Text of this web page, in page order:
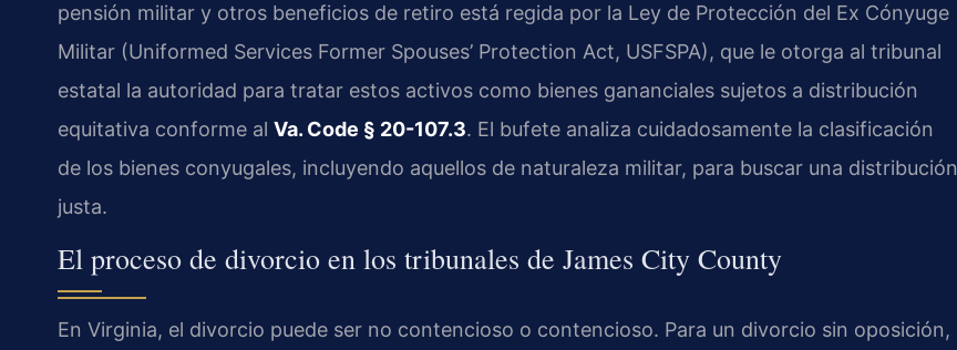
pensión militar y otros beneficios de retiro está regida por la Ley de Protección del Ex Cónyuge
Militar (Uniformed Services Former Spouses’ Protection Act, USFSPA), que le otorga al tribunal
estatal la autoridad para tratar estos activos como bienes gananciales sujetos a distribución
equitativa conforme al Va. Code § 20-107.3. El bufete analiza cuidadosamente la clasificación
de los bienes conyugales, incluyendo aquellos de naturaleza militar, para buscar una distribución
justa.
El proceso de divorcio en los tribunales de James City County
En Virginia, el divorcio puede ser no contencioso o contencioso. Para un divorcio sin oposición,